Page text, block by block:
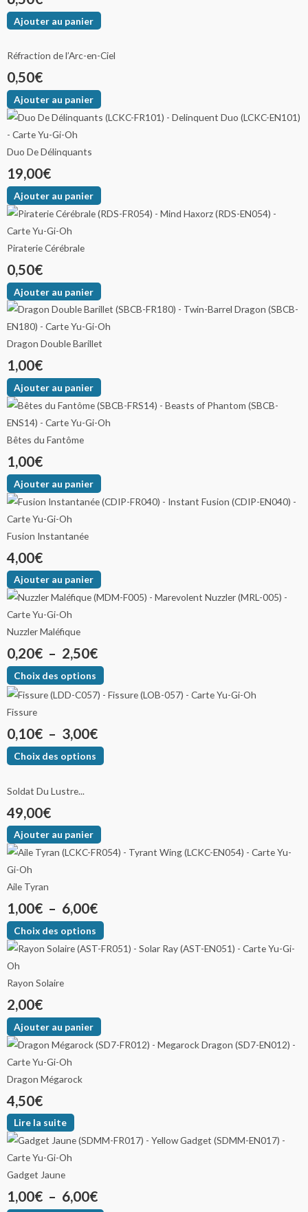
Ajouter au panier
Réfraction de l’Arc-en-Ciel
0,50€
Ajouter au panier
Duo De Délinquants
19,00€
Ajouter au panier
Piraterie Cérébrale
0,50€
Ajouter au panier
Dragon Double Barillet
1,00€
Ajouter au panier
Bêtes du Fantôme
1,00€
Ajouter au panier
Fusion Instantanée
4,00€
Ajouter au panier
Nuzzler Maléfique
0,20€ – 2,50€
Choix des options
Fissure
0,10€ – 3,00€
Choix des options
Soldat Du Lustre...
49,00€
Ajouter au panier
Aile Tyran
1,00€ – 6,00€
Choix des options
Rayon Solaire
2,00€
Ajouter au panier
Dragon Mégarock
4,50€
Lire la suite
Gadget Jaune
1,00€ – 6,00€